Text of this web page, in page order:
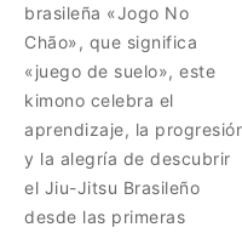
brasileña «Jogo No
Chão», que significa
«juego de suelo», este
kimono celebra el
aprendizaje, la
y la alegría de descubrir
el Jiu-Jitsu Brasileño
desde las primeras